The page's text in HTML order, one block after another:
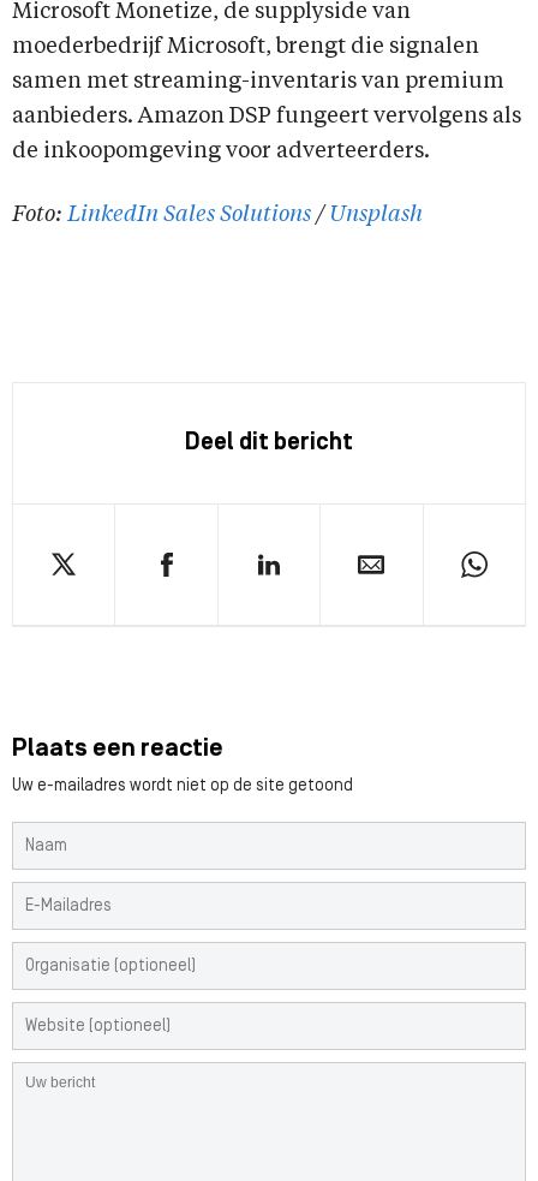
Microsoft Monetize, de supplyside van
moederbedrijf Microsoft, brengt die signalen
samen met streaming-inventaris van premium
aanbieders. Amazon DSP fungeert vervolgens als
de inkoopomgeving voor adverteerders.
Foto: LinkedIn Sales Solutions / Unsplash
Deel dit bericht
Plaats een reactie
Uw e-mailadres wordt niet op de site getoond